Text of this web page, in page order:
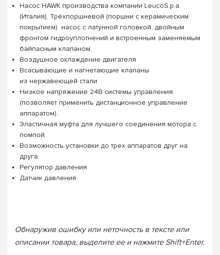
Насос HAWK производства компании LeucoS.p.a.
(Италия). Трёхпоршневой (поршни с керамическим
покрытием) насос с латунной головкой, двойным
фронтом гидроуплотнений и встроенным заменяемым
байпасным клапаном.
Воздушное охлаждение двигателя
Всасывающие и нагнетающие клапаны
из нержавеющей стали
Низкое напряжение 24В системы управления
(позволяет применить дистанционное управление
аппаратом).
Эластичная муфта для лучшего соединения мотора с
помпой
Возможность установки до трех аппаратов друг на
друга
Регулятор давления
Датчик давления
Обнаружив ошибку или неточность в тексте или
описании товара, выделите ее и нажмите Shift+Enter.